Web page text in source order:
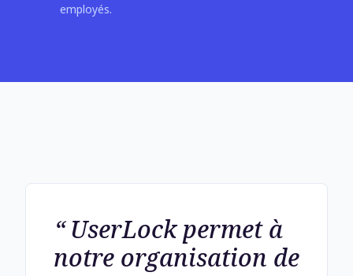
employés.
UserLock permet à
notre organisation de